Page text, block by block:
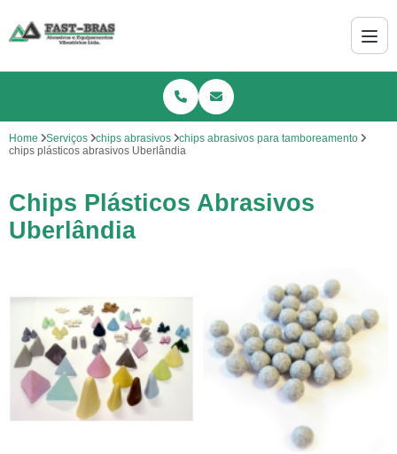
Home Serviços chips abrasivos
chips abrasivos para tamboreamento
chips plásticos abrasivos Uberlândia
Chips Plásticos Abrasivos
Uberlândia